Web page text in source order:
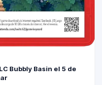
Bubbly Basin el 5 de